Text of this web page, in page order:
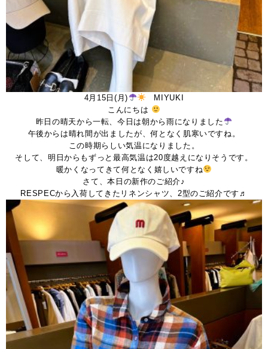
4月15日(月)
MIYUKI
こんにちは
昨日の晴天から一転、今日は朝から雨になりました
午後からは晴れ間が出ましたが、何となく肌寒いですね。
この時期らしい気温になりました。
そして、明日からもずっと最高気温は20度越えになりそうです。
暖かくなってきて何となく嬉しいですね
さて、本日の新作のご紹介♪
RESPECから入荷してきたリネンシャツ、2型のご紹介です♬